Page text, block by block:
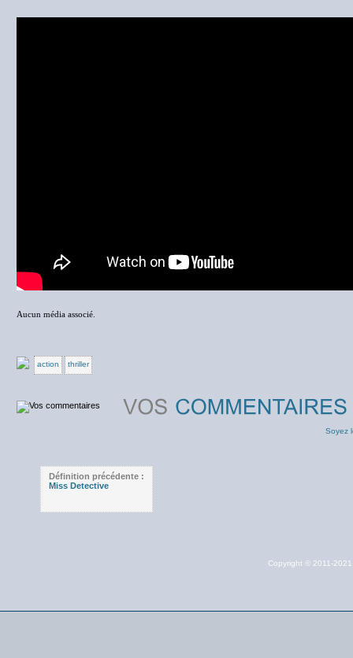
Aucun média associé.
action thriller
Soyez
Définition précédente :
Miss Detective
Copyright © 2011-